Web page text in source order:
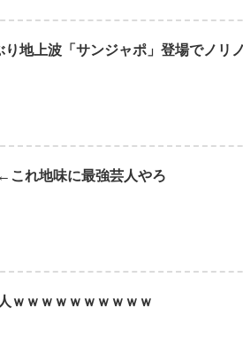
り地上波「サンジャポ」登場でノリ
これ地味に最強芸人やろ
ｗｗｗｗｗｗｗｗｗｗ